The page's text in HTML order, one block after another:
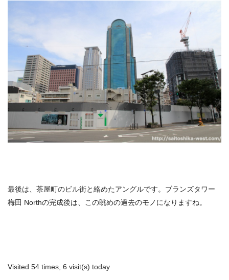
最後は、茶屋町のビル街と絡めたアングルです。ブランズタワー
梅田 Northの完成後は、この眺めの過去のモノになりますね。
Visited 54 times, 6 visit(s) today